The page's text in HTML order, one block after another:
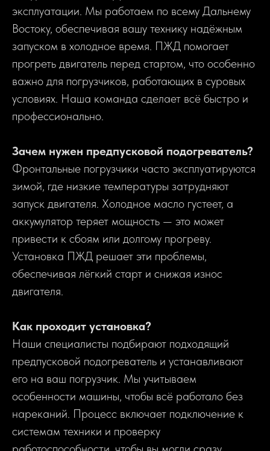
эксплуатации. Мы работаем по всему Дальнему
Востоку, обеспечивая вашу технику надёжным
запуском в холодное время. ПЖД помогает
прогреть двигатель перед стартом, что особенно
важно для погрузчиков, работающих в суровых
условиях. Наша команда сделает всё быстро и
профессионально.
Зачем нужен предпусковой подогреватель?
Фронтальные погрузчики часто эксплуатируются
зимой, где низкие температуры затрудняют
запуск двигателя. Холодное масло густеет, а
аккумулятор теряет мощность — это может
привести к сбоям или долгому прогреву.
Установка ПЖД решает эти проблемы,
обеспечивая лёгкий старт и снижая износ
двигателя.
Как проходит установка?
Наши специалисты подбирают подходящий
предпусковой подогреватель и устанавливают
его на ваш погрузчик. Мы учитываем
особенности машины, чтобы всё работало без
нареканий. Процесс включает подключение к
системам техники и проверку